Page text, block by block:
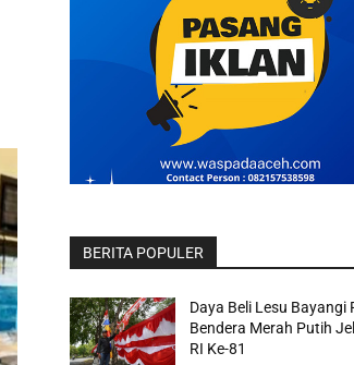
BERITA POPULER
Daya Beli Lesu Bayangi
Bendera Merah Putih
RI Ke-81